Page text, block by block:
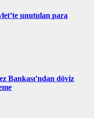
unutulan para
Bankası’ndan döviz